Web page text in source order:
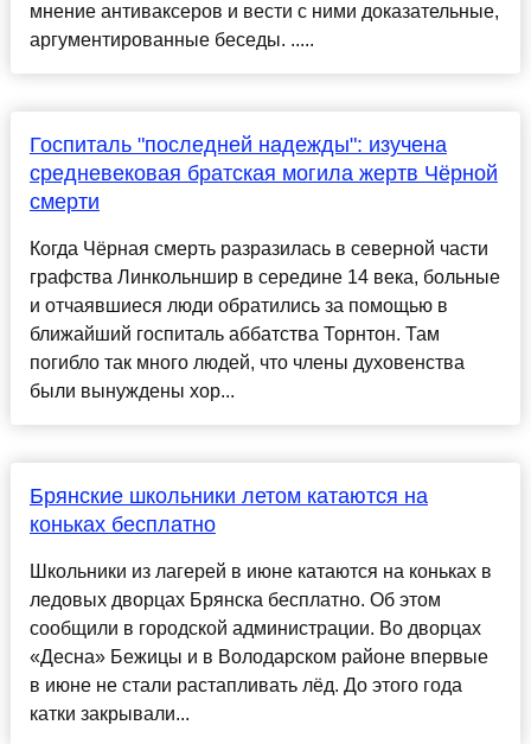
мнение антиваксеров и вести с ними доказательные,
аргументированные беседы. .....
Госпиталь "последней надежды": изучена
средневековая братская могила жертв Чёрной
смерти
Когда Чёрная смерть разразилась в северной части
графства Линкольншир в середине 14 века, больные
и отчаявшиеся люди обратились за помощью в
ближайший госпиталь аббатства Торнтон. Там
погибло так много людей, что члены духовенства
были вынуждены хор...
Брянские школьники летом катаются на
коньках бесплатно
Школьники из лагерей в июне катаются на коньках в
ледовых дворцах Брянска бесплатно. Об этом
сообщили в городской администрации. Во дворцах
«Десна» Бежицы и в Володарском районе впервые
в июне не стали растапливать лёд. До этого года
катки закрывали...